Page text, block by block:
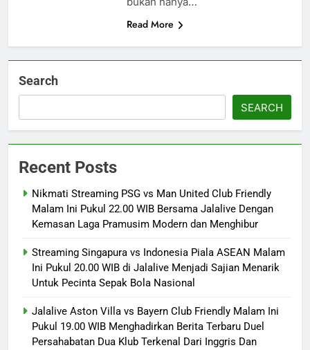
Read More
Search
SEARCH
Recent Posts
Nikmati Streaming PSG vs Man United Club Friendly
Malam Ini Pukul 22.00 WIB Bersama Jalalive Dengan
Kemasan Laga Pramusim Modern dan Menghibur
Streaming Singapura vs Indonesia Piala ASEAN Malam
Ini Pukul 20.00 WIB di Jalalive Menjadi Sajian Menarik
Untuk Pecinta Sepak Bola Nasional
Jalalive Aston Villa vs Bayern Club Friendly Malam Ini
Pukul 19.00 WIB Menghadirkan Berita Terbaru Duel
Persahabatan Dua Klub Terkenal Dari Inggris Dan